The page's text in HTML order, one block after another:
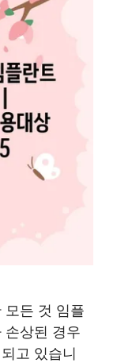
모든 것 임플
손상된 경우
고 있습니